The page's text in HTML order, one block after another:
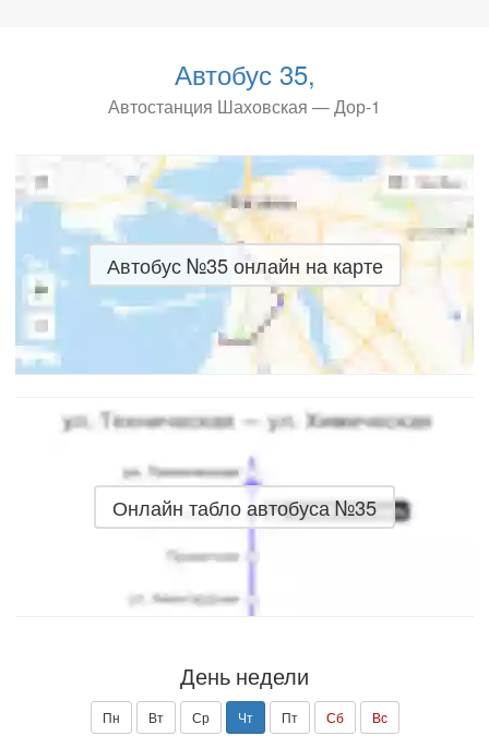
Автобус 35,
Автостанция Шаховская — Дор-1
Автобус №35 онлайн на карте
Онлайн табло автобуса №35
День недели
Пн Вт Ср Чт Пт Сб Вс